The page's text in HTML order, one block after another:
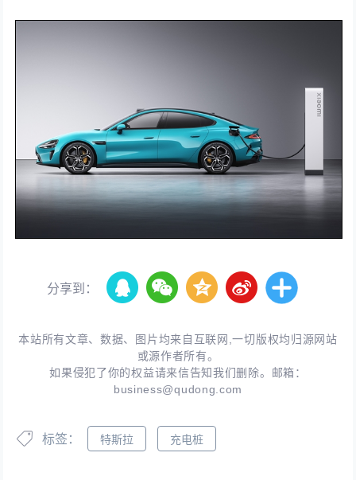
分享到：
本站所有文章、数据、图片均来自互联网,一切版权均归源网站
或源作者所有。
如果侵犯了你的权益请来信告知我们删除。邮箱：
business@qudong.com
标签： 特斯拉 充电桩